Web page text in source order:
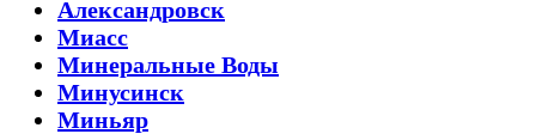
Александровск
Миасс
Минеральные Воды
Минусинск
Миньяр